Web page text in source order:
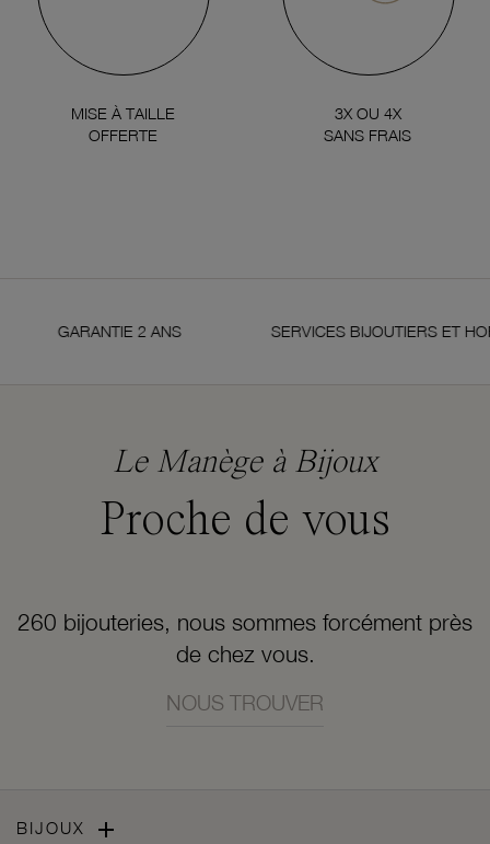
MISE À TAILLE
OFFERTE
3X OU 4X
SANS FRAIS
GARANTIE 2 ANS SERVICES BIJOUTIERS ET
Le Manège à Bijoux
Proche de vous
260 bijouteries, nous sommes forcément près
de chez vous.
NOUS TROUVER
BIJOUX 